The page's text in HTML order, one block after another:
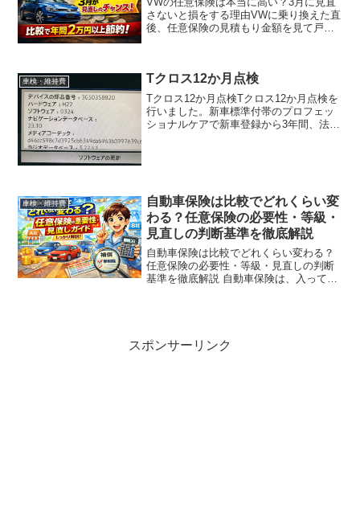
さないと損をする理由VWに乗り換えた直
後、任意保険の見積もり金額を見て戸惑
「やっぱり輸入車...
車検・維持費 Tクロス12か月点検
Tクロス12か月点検Tクロス12か月点検を
行いました。新車標準付帯のプロフェッ
ショナルケアで新車登録から3年間、法定
車検・維持費
自動車保険は比較でどれくらい変
わる？任意保険の必要性・等級・
見直しの判断基準を徹底解説
自動車保険は比較でどれくらい変わる？
任意保険の必要性・等級・見直しの判断
基準を徹底解説 自動車保険は、入ってい
スポンサーリンク